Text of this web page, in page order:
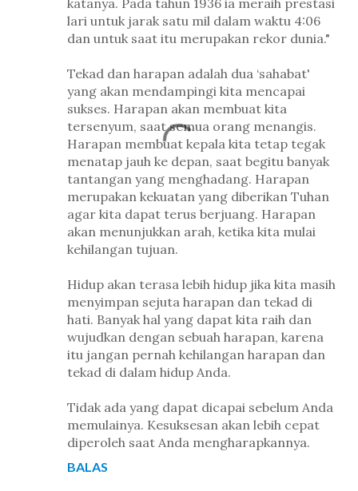
katanya. Pada tahun 1936 ia meraih prestasi
lari untuk jarak satu mil dalam waktu 4:06
dan untuk saat itu merupakan rekor dunia."
Tekad dan harapan adalah dua ‘sahabat'
yang akan mendampingi kita mencapai
sukses. Harapan akan membuat kita
tersenyum, saat semua orang menangis.
Harapan membuat kepala kita tetap tegak
menatap jauh ke depan, saat begitu banyak
tantangan yang menghadang. Harapan
merupakan kekuatan yang diberikan Tuhan
agar kita dapat terus berjuang. Harapan
akan menunjukkan arah, ketika kita mulai
kehilangan tujuan.
Hidup akan terasa lebih hidup jika kita masih
menyimpan sejuta harapan dan tekad di
hati. Banyak hal yang dapat kita raih dan
wujudkan dengan sebuah harapan, karena
itu jangan pernah kehilangan harapan dan
tekad di dalam hidup Anda.
Tidak ada yang dapat dicapai sebelum Anda
memulainya. Kesuksesan akan lebih cepat
diperoleh saat Anda mengharapkannya.
BALAS